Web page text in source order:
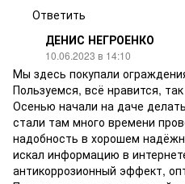
Ответить
ДЕНИС НЕГРОЕНКО
10.06.2023 в 14:10
Мы здесь покупали
Пользуемся, всё нравится,
Осенью начали на даче
стали там много времени
надобность в хорошем
искал информацию в
антикоррозионный эффект,